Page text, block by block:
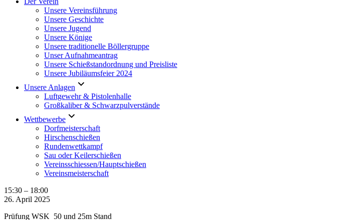
Unsere Vereinsführung
Unsere Geschichte
Unsere Jugend
Unsere Könige
Unsere traditionelle Böllergruppe
Unser Aufnahmeantrag
Unsere Schießstandordnung und Preisliste
Unsere Jubiläumsfeier 2024
Unsere Anlagen
Luftgewehr & Pistolenhalle
Großkaliber & Schwarzpulverstände
Wettbewerbe
Dorfmeisterschaft
Hirschenschießen
Rundenwettkampf
Sau oder Keilerschießen
Vereinsschiessen/Hauptschießen
Vereinsmeisterschaft
Prüfung
WSK
und
15:30 – 18:00
26. April 2025
Prüfung WSK 50 und 25m Stand